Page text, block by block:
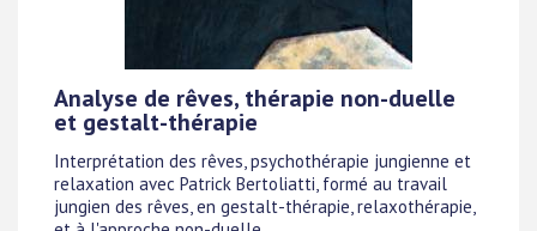
Analyse de rêves, thérapie non-duelle
et gestalt-thérapie
Interprétation des rêves, psychothérapie jungienne et
relaxation avec Patrick Bertoliatti, formé au travail
jungien des rêves, en gestalt-thérapie, relaxothérapie,